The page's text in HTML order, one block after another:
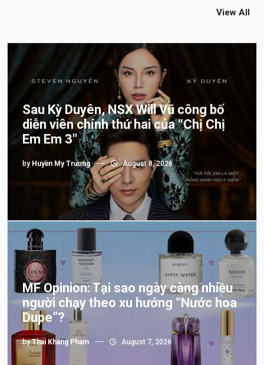
View All
Sau Kỳ Duyên, NSX Will Vũ công bố
diễn viên chính thứ hai của “Chị Chị
Em Em 3″
by Huyền My Trương August 8, 2026
MF Opinion: Tại sao ngày càng nhiều
người chạy theo xu hướng “Nước hoa
Dupe”?
byThai Khang Pham August 7, 2026